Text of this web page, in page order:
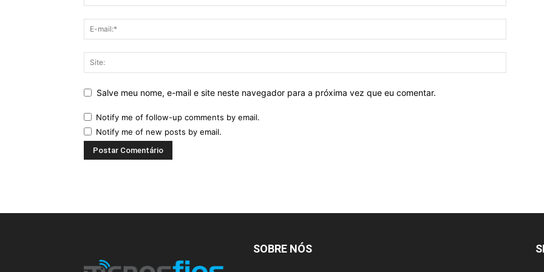
Salve meu nome, e-mail e site neste navegador para a próxima vez que eu comentar.
Notify me of follow-up comments by email.
Notify me of new posts by email.
SOBRE NÓS